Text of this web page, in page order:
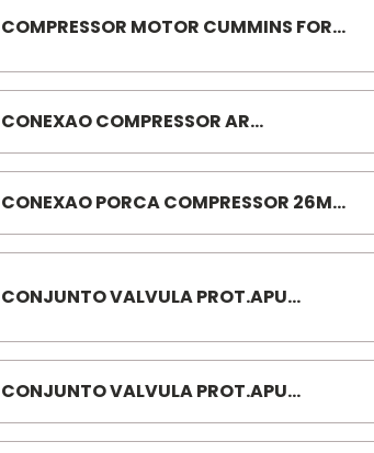
COMPRESSOR MOTOR CUMMINS FORD
CONEXAO COMPRESSOR AR
MERCEDES-BENZ 1620/1721 20113
CONEXAO PORCA COMPRESSOR 26MM
T41 K506
CONJUNTO VALVULA PROT.APU
CONJUNTO VALVULA PROT.APU
1215C/LK1620 S81630150